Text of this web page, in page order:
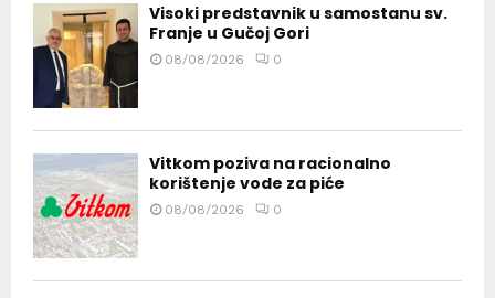
Visoki predstavnik u samostanu sv.
Franje u Gučoj Gori
08/08/2026 0
Vitkom poziva na racionalno
korištenje vode za piće
08/08/2026 0